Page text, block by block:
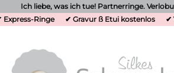
Ich liebe, was ich tue! Partnerringe.
Express-Ringe
✔ Gravur ß Etui kostenlos ✔